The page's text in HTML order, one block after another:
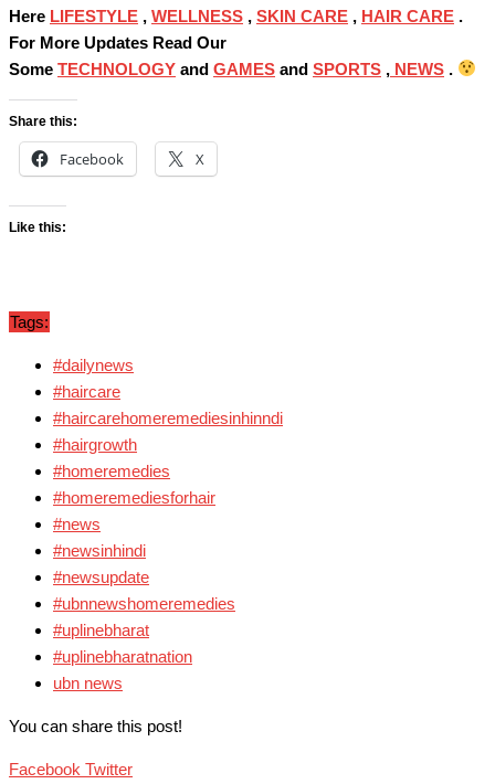
Here LIFESTYLE , WELLNESS , SKIN CARE , HAIR CARE .
For More Updates Read Our
Some TECHNOLOGY and GAMES and SPORTS , NEWS .
Share this:
Facebook X
Like this:
Tags:
#dailynews
#haircare
#haircarehomeremediesinhinndi
#hairgrowth
#homeremedies
#homeremediesforhair
#news
#newsinhindi
#newsupdate
#ubnnewshomeremedies
#uplinebharat
#uplinebharatnation
ubn news
You can share this post!
Facebook TwitterGoogle+
LinkedIn
Whatsapp
Pinterest
Share
Print